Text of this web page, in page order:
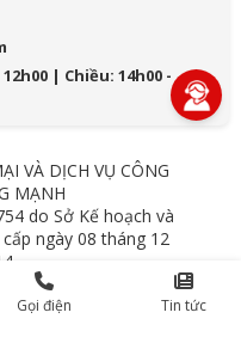
| Chiều: 14h00 -
VÀ DỊCH VỤ CÔNG
MẠNH
do Sở Kế hoạch và
ngày 08 tháng 12
- Hải Phòng
Gọi điện Tin tức